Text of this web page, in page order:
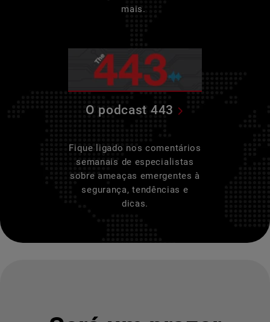
mais.
O podcast 443
Fique ligado nos comentários
semanais de especialistas
sobre ameaças emergentes à
segurança, tendências e
dicas.